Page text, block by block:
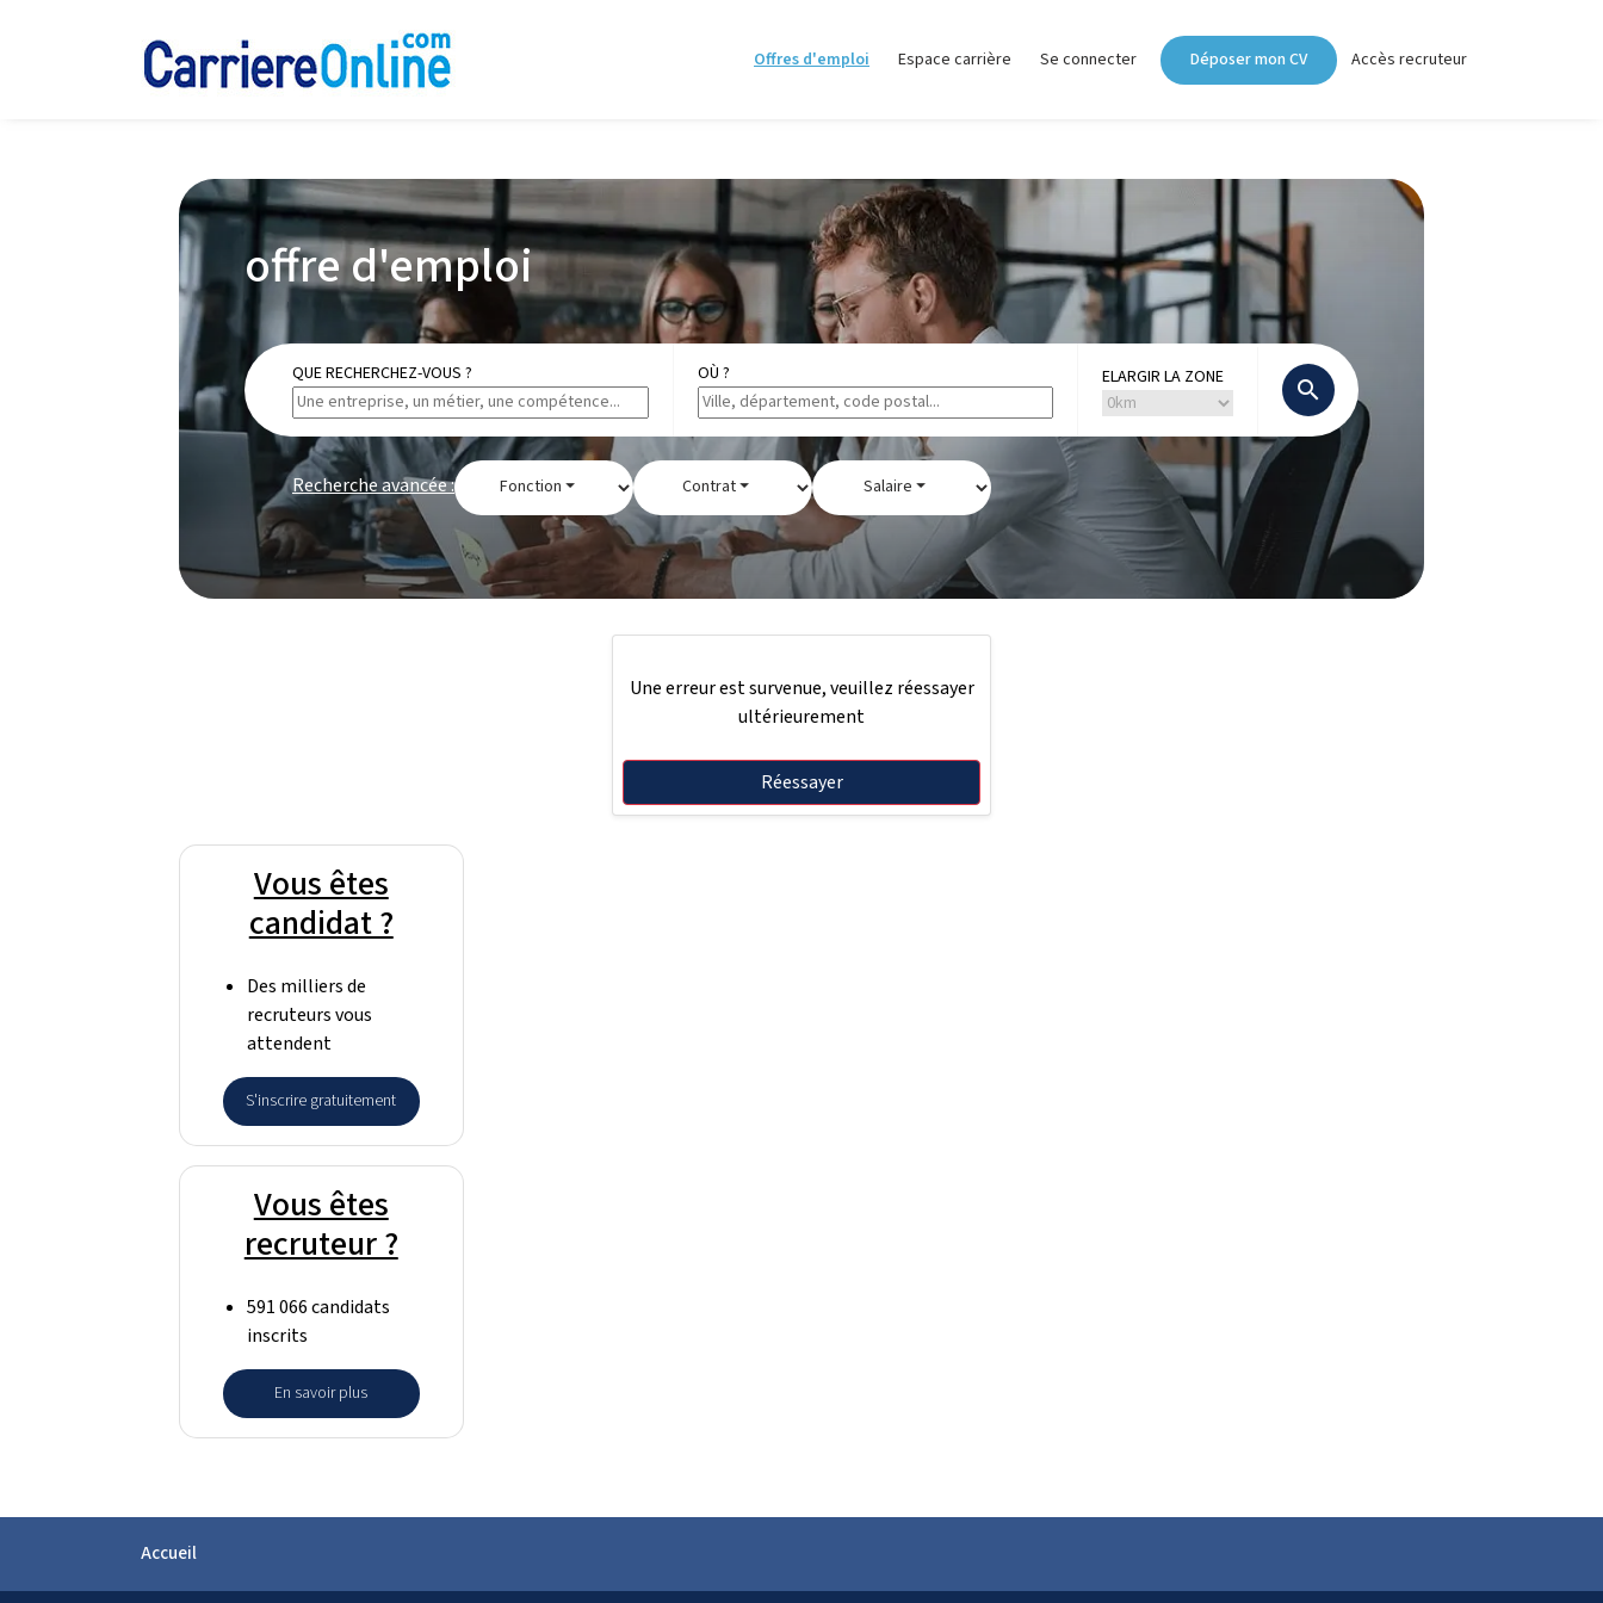
Offres d'emploi Espace carrière Se connecter Déposer mon CV Accès recruteur
offre d'emploi
QUE RECHERCHEZ-VOUS ? OÙ ? ELARGIR LA ZONE search
Recherche avancée :
Une erreur est survenue, veuillez réessayer
ultérieurement
Réessayer
Vous êtes
candidat ?
Des milliers de
recruteurs vous
attendent
S'inscrire gratuitement
Vous êtes
recruteur ?
591 066 candidats
inscrits
En savoir plus
Accueil